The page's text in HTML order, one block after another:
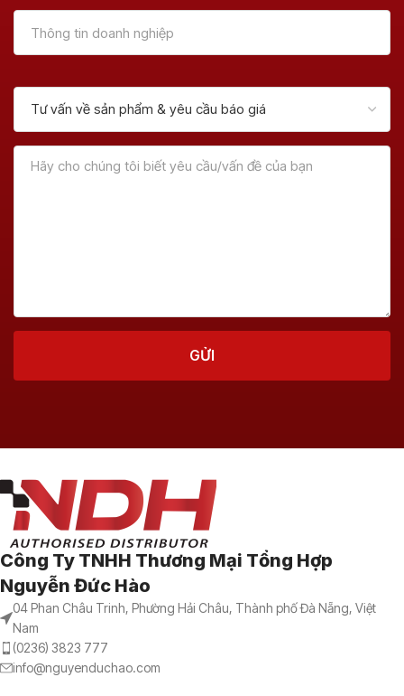
Công Ty TNHH Thương Mại Tổng Hợp
Nguyễn Đức Hào
04 Phan Châu Trinh, Phường Hải Châu, Thành phố Đà Nẵng, Việt
Nam
(0236) 3823 777
info@nguyenduchao.com